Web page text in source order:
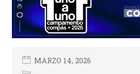
MARZO 14, 2026